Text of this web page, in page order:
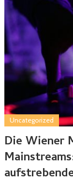
Die Wiener
Uncategorized